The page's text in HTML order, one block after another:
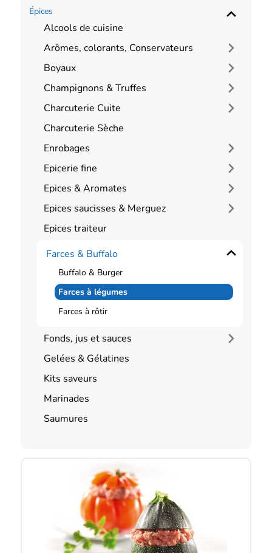
Épices
Alcools de cuisine
Arômes, colorants, Conservateurs
Boyaux
Champignons & Truffes
Charcuterie Cuite
Charcuterie Sèche
Enrobages
Epicerie fine
Epices & Aromates
Epices saucisses & Merguez
Epices traiteur
Farces & Buffalo
Buffalo & Burger
Farces à légumes
Farces à rôtir
Fonds, jus et sauces
Gelées & Gélatines
Kits saveurs
Marinades
Saumures